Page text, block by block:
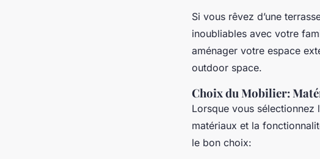
Si vous rêvez d’une
inoubliables avec votre
aménager votre espace
outdoor space.
Choix du Mobilier:
Lorsque vous
matériaux et la
le bon choix: